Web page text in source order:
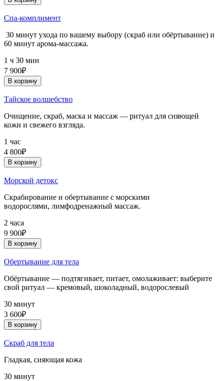
Спа-комплимент
30 минут ухода по вашему выбору (скраб или обёртывание) и
60 минут арома-массажа.
1 ч 30 мин
7 900₽
В корзину
Тайское волшебство
Очищение, скраб, маска и массаж — ритуал для сияющей
кожи и свежего взгляда.
1 час
4 800₽
В корзину
Морской детокс
Скрабирование и обертывание с морскими
водорослями, лимфодренажный массаж.
2 часа
9 900₽
В корзину
Обертывание для тела
Обёртывание — подтягивает, питает, омолаживает: выберите
свой ритуал — кремовый, шоколадный, водорослевый
30 минут
3 600₽
В корзину
Скраб для тела
Гладкая, сияющая кожа
30 минут